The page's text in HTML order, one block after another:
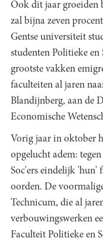
Ook dit jaar groeiden
zal bijna zeven
Gentse universiteit
studenten Politieke en
grootste vakken
faculteiten al jaren
Blandijnberg, aan de
Economische
Vorig jaar in oktober
opgelucht adem:
Soc'ers eindelijk 'hun'
oorden. De
Technicum, die al
verbouwingswerken
Faculteit Politieke en